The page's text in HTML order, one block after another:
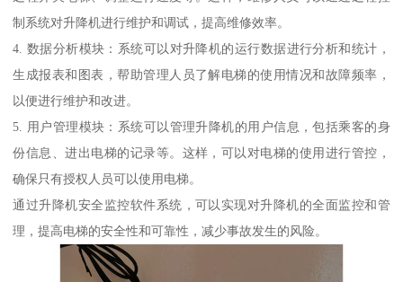
制系统对升降机进行维护和调试，提高维修效率。
4. 数据分析模块：系统可以对升降机的运行数据进行分析和统计，
生成报表和图表，帮助管理人员了解电梯的使用情况和故障频率，
以便进行维护和改进。
5. 用户管理模块：系统可以管理升降机的用户信息，包括乘客的身
份信息、进出电梯的记录等。这样，可以对电梯的使用进行管控，
确保只有授权人员可以使用电梯。
通过升降机安全监控软件系统，可以实现对升降机的全面监控和管
理，提高电梯的安全性和可靠性，减少事故发生的风险。